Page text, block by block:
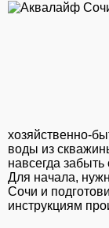
хозяйственно-
воды из
навсегда
Для начала,
Сочи и
инструкциям